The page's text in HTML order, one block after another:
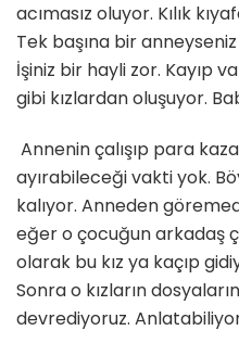
acımasız oluyor. Kılık
Tek başına bir
İşiniz bir hayli zor. Kayıp
gibi kızlardan oluşuyor.
Annenin çalışıp para
ayırabileceği vakti yok.
kalıyor. Anneden
eğer o çocuğun arkadaş
olarak bu kız ya kaçıp
Sonra o kızların
devrediyoruz.